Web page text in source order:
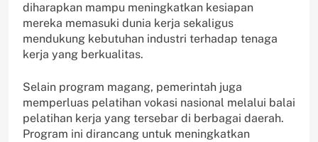
diharapkan mampu meningkatkan kesiapan
mereka memasuki dunia kerja sekaligus
mendukung kebutuhan industri terhadap tenaga
kerja yang berkualitas.
Selain program magang, pemerintah juga
memperluas pelatihan vokasi nasional melalui balai
pelatihan kerja yang tersebar di berbagai daerah.
Program ini dirancang untuk meningkatkan